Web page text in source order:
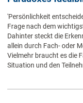
'Persönlichkeit
Frage nach dem
Dahinter steckt die
allein durch Fach- oder
Vielmehr braucht es die
Situation und den